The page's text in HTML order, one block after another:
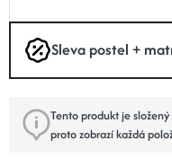
Sleva postel +
Tento produkt je
proto zobrazí každá